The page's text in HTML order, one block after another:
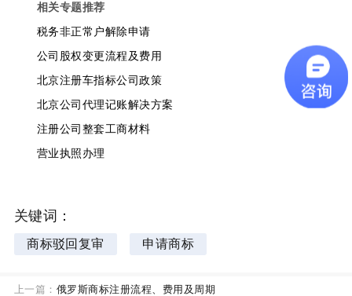
相关专题推荐
税务非正常户解除申请
公司股权变更流程及费用
北京注册车指标公司政策
北京公司代理记账解决方案
注册公司整套工商材料
营业执照办理
关键词：
商标驳回复审 申请商标
上一篇： 俄罗斯商标注册流程、费用及周期